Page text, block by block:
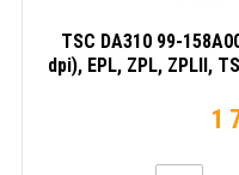
TSC DA310 99-
dpi), EPL, ZPL, ZPLII,
1